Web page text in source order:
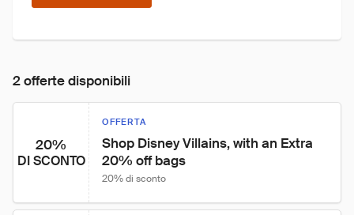
2 offerte disponibili
20%
DI SCONTO
OFFERTA
Shop Disney Villains, with an Extra
20% off bags
20% di sconto